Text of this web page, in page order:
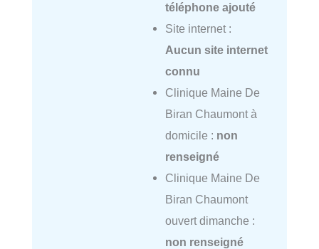
téléphone ajouté
Site internet :
Aucun site internet
connu
Clinique Maine De
Biran Chaumont à
domicile : non
renseigné
Clinique Maine De
Biran Chaumont
ouvert dimanche :
non renseigné